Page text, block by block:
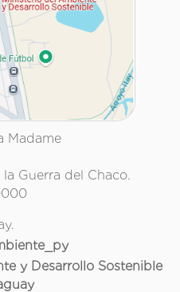
Madame
Guerra del Chaco.
y Desarrollo Sostenible